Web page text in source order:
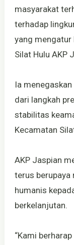
masyarakat
terhadap
yang mengatur
Silat Hulu AKP
Ia
dari langkah
stabilitas
Kecamatan
AKP Jaspian
terus berupaya
humanis
berkelanjutan.
“Kami